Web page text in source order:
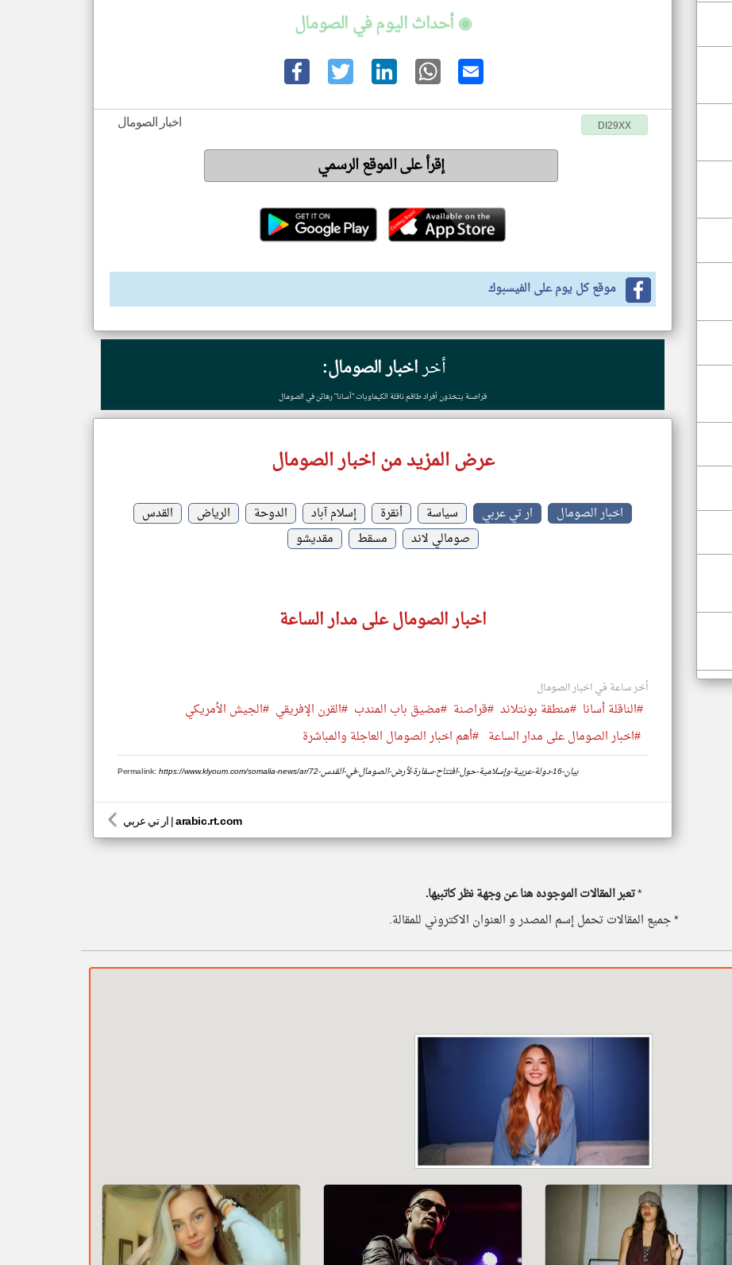
◉ أحداث اليوم في الصومال
اخبار الصومال DI29XX
إقرأ على الموقع الرسمي
موقع كل يوم على الفيسبوك
أخراخبار الصومال:
قراصنة يتخذون أفراد طاقم ناقلة الكيماويات "أسانا" رهائن في الصومال
عرض المزيد من اخبار الصومال
اخبار الصومال ار تي عربي سياسة أنقرة إسلام آباد الدوحة الرياض
القدس
صومالي لاند
مسقط مقديشو
اخبار الصومال على مدار الساعة
أخر ساعة في اخبار الصومال
#الناقلة أسانا #منطقة بونتلاند #قراصنة #مضيق باب المندب #القرن الإفريقي #الجيش الأمريكي
#اخبار الصومال على مدار الساعة #أهم اخبار الصومال العاجلة والمباشرة
Permalink: https://www.klyoum.com/somalia-news/ar/72-بيان-16-دولة-عربية-وإسلامية-حول-افتتاح-سفارة-لأرض-الصومال-في-القدس
ار تي عربي |arabic.rt.com
*تعبر المقالات الموجوده هنا عن وجهة نظر كاتبيها.
* جميع المقالات تحمل إسم المصدر و العنوان الاكتروني للمقالة.